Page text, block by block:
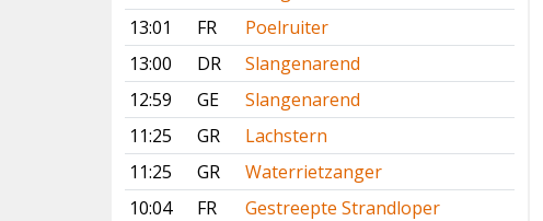
13:01
FR
Poelruiter
13:00
DR
Slangenarend
12:59
GE
Slangenarend
11:25
GR
Lachstern
11:25
GR
Waterrietzanger
10:04
FR
Gestreepte Strandloper